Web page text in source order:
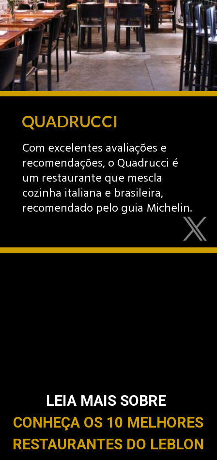
QUADRUCCI
Com excelentes avaliações e
recomendações, o Quadrucci é
um restaurante que mescla
cozinha italiana e brasileira,
recomendado pelo guia Michelin.
LEIA MAIS SOBRE
CONHEÇA OS 10 MELHORES
RESTAURANTES DO LEBLON